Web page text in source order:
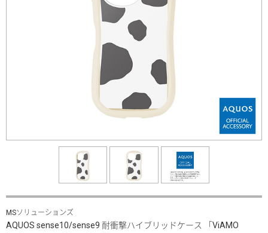
MSソリューションズ
AQUOS sense10/sense9 耐衝撃ハイブリッドケース 「ViAMO